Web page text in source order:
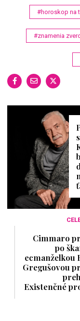
#horoskop na
#znamenia
Cimmaro
po
ecmanželkou
Gregušovou
Existenčné